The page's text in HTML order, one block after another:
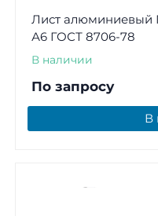
Лист алюминиевый
А6 ГОСТ 8706-78
В наличии
По запросу
В